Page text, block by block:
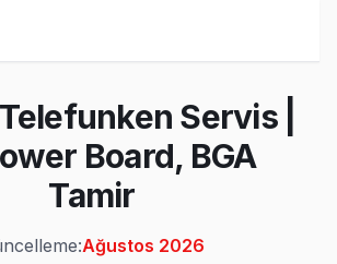
Ağustos 2026
Servis |
Board, BGA
Tamir
Ağustos 2026